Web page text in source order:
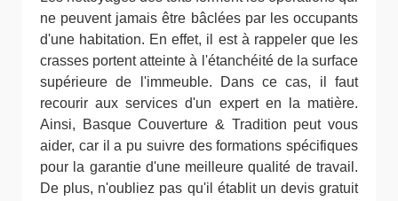
ne peuvent jamais être bâclées par les occupants
d'une habitation. En effet, il est à rappeler que les
crasses portent atteinte à l'étanchéité de la surface
supérieure de l'immeuble. Dans ce cas, il faut
recourir aux services d'un expert en la matière.
Ainsi, Basque Couverture & Tradition peut vous
aider, car il a pu suivre des formations spécifiques
pour la garantie d'une meilleure qualité de travail.
De plus, n'oubliez pas qu'il établit un devis gratuit